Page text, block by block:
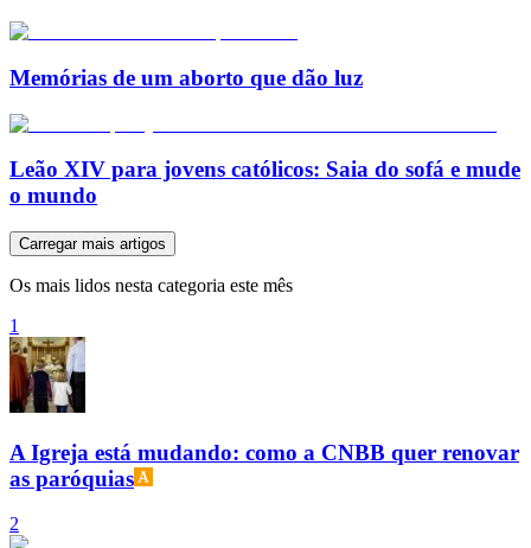
Memórias de um aborto que dão luz
Leão XIV para jovens católicos: Saia do sofá e mude
o mundo
Carregar mais artigos
Os mais lidos nesta categoria este mês
1
A Igreja está mudando: como a CNBB quer renovar
as paróquias
2